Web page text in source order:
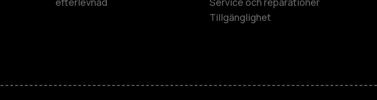
Mobiltelefoner
Tillgänglighet